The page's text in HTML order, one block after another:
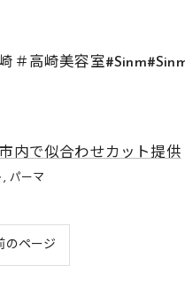
＃高崎美容室
内で似合わせカット提供
パーマ
のページ